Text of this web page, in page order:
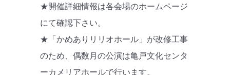
★開催詳細情報は各会場のホームページ
にて確認下さい。
★「かめありリリオホール」が改修工事
のため、偶数月の公演は亀戸文化センタ
ーカメリアホールで行います。